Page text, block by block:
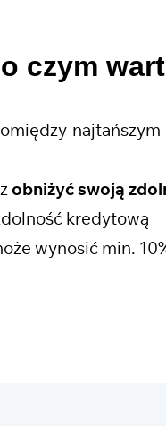
czym
najtańszym
obniżyć swoją
kredytową
wynosić min.